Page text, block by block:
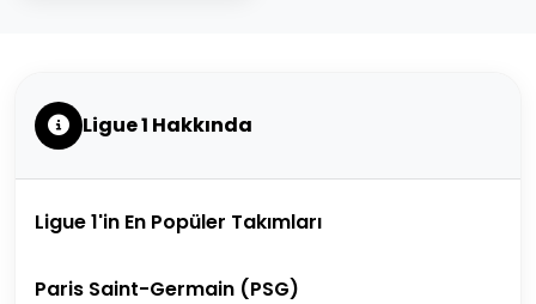
Ligue 1 Hakkında
Ligue 1'in En Popüler Takımları
Paris Saint-Germain (PSG)